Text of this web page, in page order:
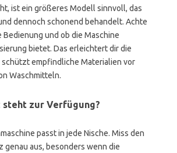
ist ein größeres Modell sinnvoll, das
dennoch schonend behandelt. Achte
Bedienung und ob die Maschine
bietet. Das erleichtert dir die
schützt empfindliche Materialien vor
Waschmitteln.
steht zur Verfügung?
passt in jede Nische. Miss den
genau aus, besonders wenn die